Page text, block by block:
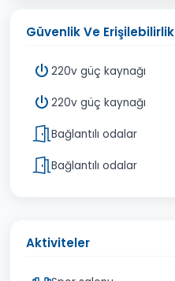
Güvenlik Ve Erişilebilirlik
220v güç kaynağı
220v güç kaynağı
Bağlantılı odalar
Bağlantılı odalar
Aktiviteler